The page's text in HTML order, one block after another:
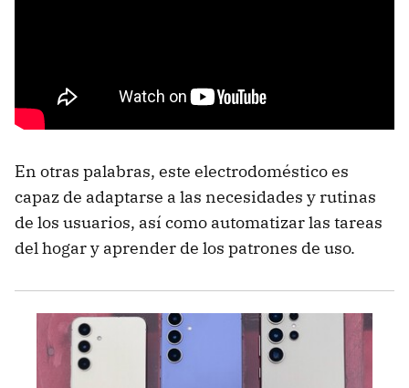
En otras palabras, este electrodoméstico es
capaz de adaptarse a las necesidades y rutinas
de los usuarios, así como automatizar las tareas
del hogar y aprender de los patrones de uso.